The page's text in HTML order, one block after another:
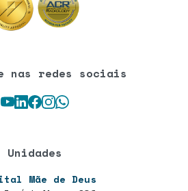
nas redes sociais
Youtube
LinkedIn
Facebook
Instagram
WhatsApp
Unidades
Mãe de Deus